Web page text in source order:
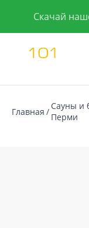
Скачай
Главная
Сауны и
Перми